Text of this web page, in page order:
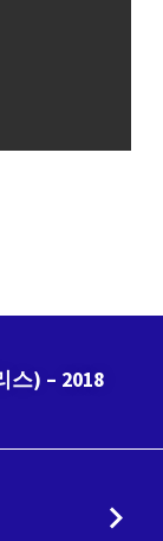
스) – 2018